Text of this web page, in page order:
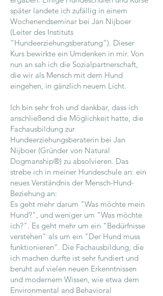
später landete ich zufällig in einem
Wochenendseminar bei Jan Nijboer
(Leiter des Instituts
“Hundeerziehungsberatung“). Dieser
Kurs bewirkte ein Umdenken in mir. Von
nun an sah ich die Sozialpartnerschaft,
die wir als Mensch mit dem Hund
eingehen, in gänzlich neuem Licht.
Ich bin sehr froh und dankbar, dass ich
anschließend die Möglichkeit hatte, die
Fachausbildung zur
Hundeerziehungsberaterin bei Jan
Nijboer (Gründer von Natural
Dogmanship®) zu absolvieren. Das
strebe ich in meiner Hundeschule an: ein
neues Verständnis der Mensch-Hund-
Beziehung an:
Es geht mehr darum "Was möchte mein
Hund?", und weniger um "Was möchte
ich?". Es geht mehr um ein "Bedürfnisse
verstehen" als um ein "Der Hund muss
funktionieren“. Die Fachausbildung, die
ich machen durfte ist sehr fundiert und
beruht auf vielen neuen Erkenntnissen
und modernem Wissen, wie etwa dem
Environmental and Behavioral